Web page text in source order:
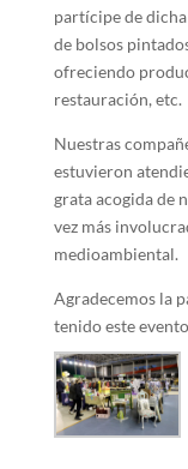
partícipe de
de bolsos
ofreciendo
restauración, etc.
Nuestras
estuvieron
grata acogida de
vez más
medioambiental.
Agradecemos la
tenido este